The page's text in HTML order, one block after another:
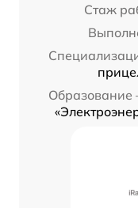
Стаж
Образование